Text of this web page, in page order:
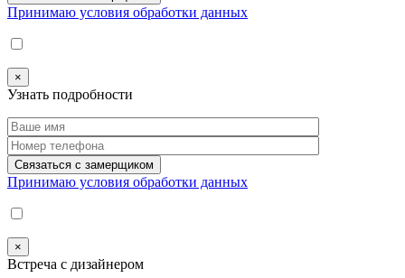
Принимаю условия обработки данных
×
Узнать подробности
Принимаю условия обработки данных
×
Встреча с дизайнером